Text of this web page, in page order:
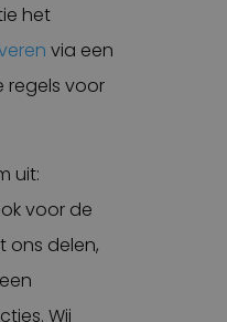
het
via een
regels voor
uit:
voor de
ons delen,
Wij